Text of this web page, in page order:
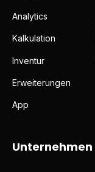
Analytics
Kalkulation
Inventur
Erweiterungen
App
Unternehmen